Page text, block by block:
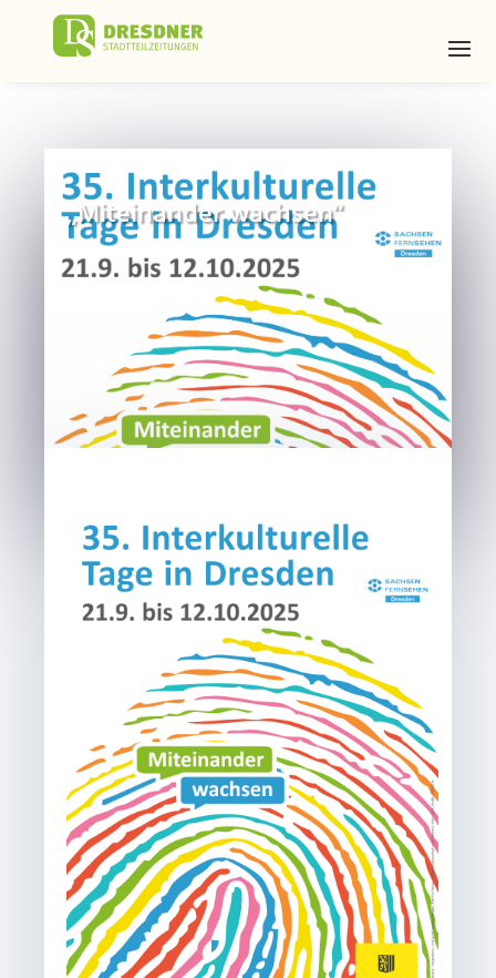
„Miteinander wachsen“